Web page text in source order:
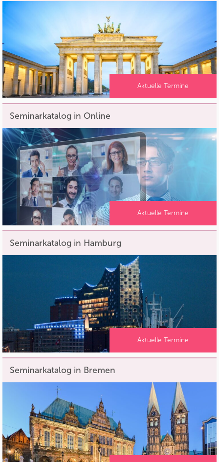
Aktuelle Termine
Seminarkatalog in Online
Aktuelle Termine
Seminarkatalog in Hamburg
Aktuelle Termine
Seminarkatalog in Bremen